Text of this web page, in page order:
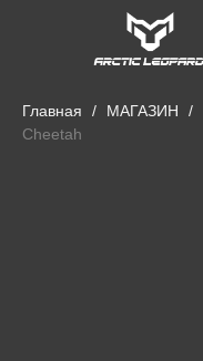
Главная МАГАЗИН
Cheetah